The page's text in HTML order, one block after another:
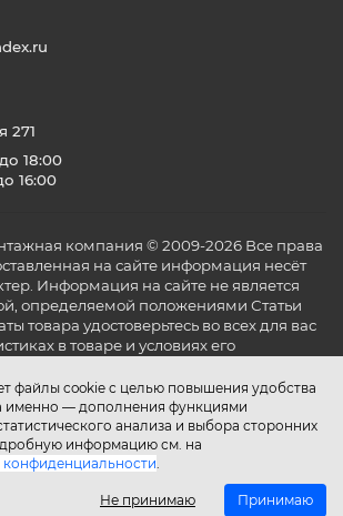
файлы cookie с целью повышения удобства
именно — дополнения функциями
анализа и выбора сторонних
информацию см. на
.
Не принимаю Принимаю
271
18:00
16:00
компания © 2009-2026 Все права
на сайте информация несёт
Информация на сайте не является
определяемой положениями Статьи
товара удостоверьтесь во всех для вас
в товаре и условиях его